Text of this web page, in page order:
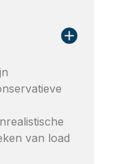
van load